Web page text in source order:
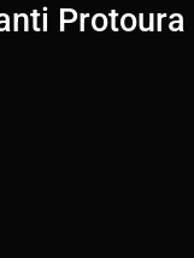
Protoura